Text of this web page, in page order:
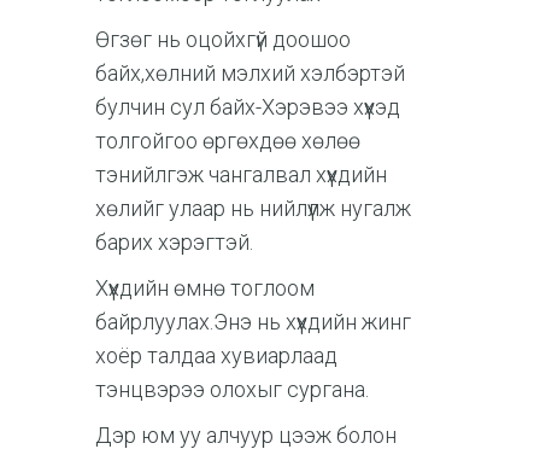
Өгзөг нь оцойхгүй доошоо
байх,хөлний мэлхий хэлбэртэй
булчин сул байх-Хэрэвээ хүүхэд
толгойгоо өргөхдөө хөлөө
тэнийлгэж чангалвал хүүхдийн
хөлийг улаар нь нийлүүлж нугалж
барих хэрэгтэй.
Хүүхдийн өмнө тоглоом
байрлуулах.Энэ нь хүүхдийн жинг
хоёр талдаа хувиарлаад
тэнцвэрээ олохыг сургана.
Дэр юм уу алчуур цээж болон